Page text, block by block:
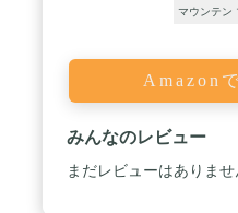
マウンテン
Amazon
みんなのレビュー
まだレビューはありませ